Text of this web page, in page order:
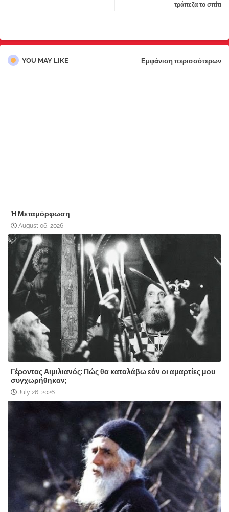
τράπεζα το σπίτι
YOU MAY LIKE Εμφάνιση περισσότερων
Ἡ Μεταμόρφωση
August 06, 2026
Γέροντας Αιμιλιανός: Πώς θα καταλάβω εάν οι αμαρτίες μου
συγχωρήθηκαν;
July 26, 2026